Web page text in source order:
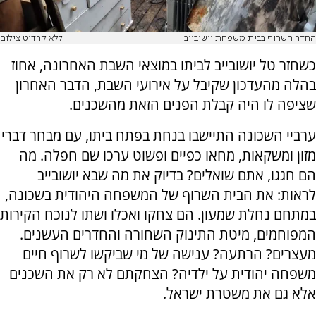
החדר השרוף בבית משפחת יושובייב ללא קרדיט צילום
כשחזר טל יושובייב לביתו במוצאי השבת האחרונה, אחוז
בהלה מהעדכון שקיבל על אירועי השבת, הדבר האחרון
שציפה לו היה קבלת הפנים הזאת מהשכנים.
ערביי השכונה התיישבו בנחת בפתח ביתו, עם מבחר דברי
מזון ומשקאות, מחאו כפיים ופשוט ערכו שם חפלה. מה
הם חגגו, אתם שואלים? בדיוק את מה שבא יושובייב
לראות: את הבית השרוף של המשפחה היהודית בשכונה,
במתחם נחלת שמעון. הם צחקו ואכלו ושתו לנוכח הקירות
המפוחמים, מיטת התינוק השחורה והחדרים העשנים.
מעצרים? הרתעה? ענישה של מי שביקשו לשרוף חיים
משפחה יהודית על ילדיה? הצחקתם לא רק את השכנים
אלא גם את משטרת ישראל.